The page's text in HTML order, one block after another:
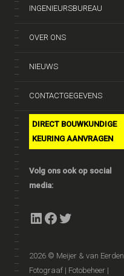
INGENIEURSBUREAU
OVER ONS
NIEUWS
CONTACTGEGEVENS
DIRECT BOUWKUNDIGE
KEURING AANVRAGEN
Volg ons ook op social
media:
LinkedIn
Facebook
2026 © Meijer & van Eerden
Fotograaf | Fotobeheer |